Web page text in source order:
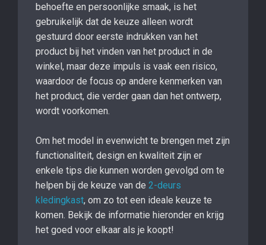
behoefte en persoonlijke smaak, is het
gebruikelijk dat de keuze alleen wordt
gestuurd door eerste indrukken van het
product bij het vinden van het product in de
winkel, maar deze impuls is vaak een risico,
waardoor de focus op andere kenmerken van
het product, die verder gaan dan het ontwerp,
wordt voorkomen.
Om het model in evenwicht te brengen met zijn
functionaliteit, design en kwaliteit zijn er
enkele tips die kunnen worden gevolgd om te
helpen bij de keuze van de 2-deurs
kledingkast, om zo tot een ideale keuze te
komen. Bekijk de informatie hieronder en krijg
het goed voor elkaar als je koopt!